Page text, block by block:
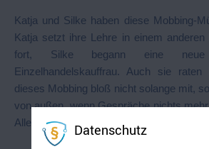
Katja und Silke haben diese Mobbing-
Katja setzt ihre Lehre in einem anderen
fort, Silke begann eine neue
Einzelhandelskauffrau. Auch sie raten
dieses Mobbing bloß nicht solange mit,
von außen, wenn Gespräche nichts
Allerwichtigste".Datenschutz